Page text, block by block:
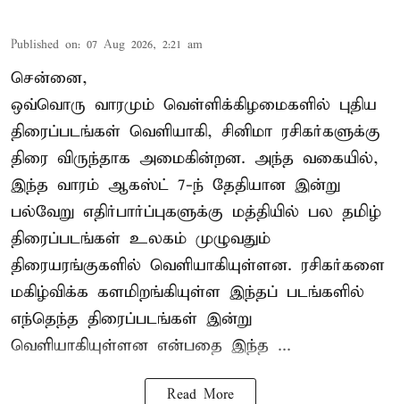
Published on: 07 Aug 2026, 2:21 am
சென்னை,
ஒவ்வொரு வாரமும் வெள்ளிக்கிழமைகளில் புதிய
திரைப்படங்கள் வெளியாகி, சினிமா ரசிகர்களுக்கு
திரை விருந்தாக அமைகின்றன. அந்த வகையில்,
இந்த வாரம் ஆகஸ்ட் 7-ந் தேதியான இன்று
பல்வேறு எதிர்பார்ப்புகளுக்கு மத்தியில் பல தமிழ்
திரைப்படங்கள் உலகம் முழுவதும்
திரையரங்குகளில் வெளியாகியுள்ளன. ரசிகர்களை
மகிழ்விக்க களமிறங்கியுள்ள இந்தப் படங்களில்
எந்தெந்த திரைப்படங்கள் இன்று
வெளியாகியுள்ளன என்பதை இந்த ...
Read More